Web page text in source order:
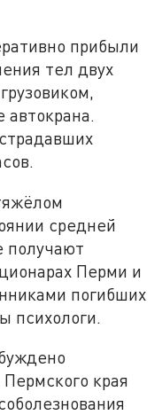
прибыли
тел двух
автокрана.
средней
получают
Перми и
погибших
психологи.
края